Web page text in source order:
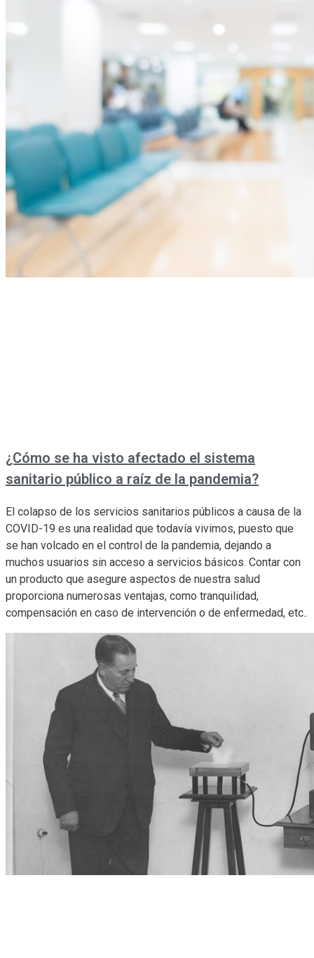
¿Cómo se ha visto afectado el sistema
sanitario público a raíz de la pandemia?
El colapso de los servicios sanitarios públicos a causa de la
COVID-19 es una realidad que todavía vivimos, puesto que
se han volcado en el control de la pandemia, dejando a
muchos usuarios sin acceso a servicios básicos. Contar con
un producto que asegure aspectos de nuestra salud
proporciona numerosas ventajas, como tranquilidad,
compensación en caso de intervención o de enfermedad, etc..